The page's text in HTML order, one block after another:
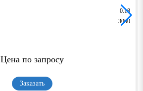
0.18
3000
Цена по запросу
Заказать